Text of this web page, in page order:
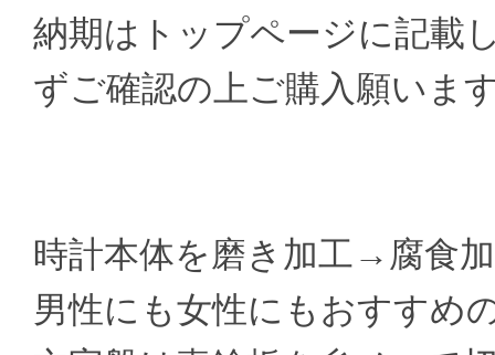
納期はトップページに記載
ずご確認の上ご購入願いま
時計本体を磨き加工→腐食
男性にも女性にもおすすめ